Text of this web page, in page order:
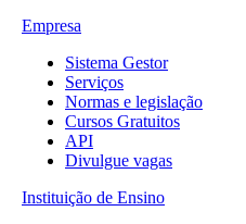
Empresa
Sistema Gestor
Serviços
Normas e legislação
Cursos Gratuitos
API
Divulgue vagas
Instituição de Ensino